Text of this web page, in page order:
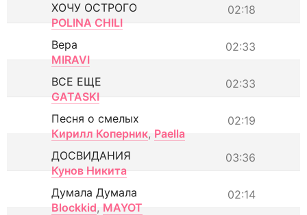
02:18
ХОЧУ ОСТРОГО
POLINA CHILI
02:33
Вера
MIRAVI
02:33
ВСЕ ЕЩЕ
GATASKI
02:19
Песня о смелых
Кирилл Коперник, Paella
03:36
ДОСВИДАНИЯ
Кунов Никита
02:14
Думала Думала
Blockkid, MAYOT